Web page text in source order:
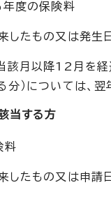
度の保険料
たもの又は発生日
月以降12月を経
分）については、
当する方
料
たもの又は申請日